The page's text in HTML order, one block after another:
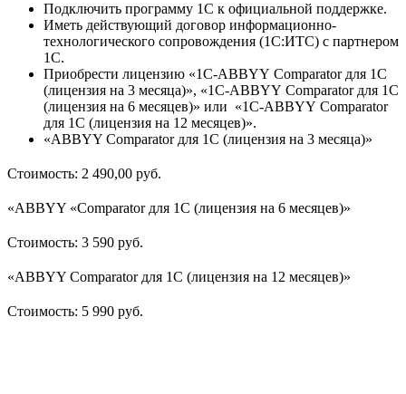
Подключить программу 1С к официальной поддержке.
Иметь действующий договор информационно-
технологического сопровождения (1С:ИТС) с партнером
1С.
Приобрести лицензию «1C-ABBYY Comparator для 1С
(лицензия на 3 месяца)», «1C-ABBYY Comparator для 1С
(лицензия на 6 месяцев)» или «1C-ABBYY Comparator
для 1С (лицензия на 12 месяцев)».
«ABBYY Comparator для 1С (лицензия на 3 месяца)»
Стоимость: 2 490,00 руб.
«ABBYY «Comparator для 1С (лицензия на 6 месяцев)»
Стоимость: 3 590 руб.
«ABBYY Comparator для 1С (лицензия на 12 месяцев)»
Стоимость: 5 990 руб.